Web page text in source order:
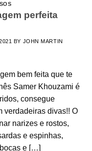
perfeita
BY JOHN MARTIN
bem feita que te
Samer Khouzami é
consegue
verdadeiras divas!! O
narizes e rostos,
e espinhas,
e […]